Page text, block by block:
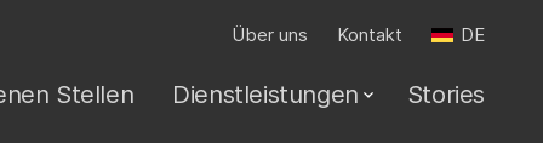
Über uns Kontakt DE
Stellen Dienstleistungen Stories